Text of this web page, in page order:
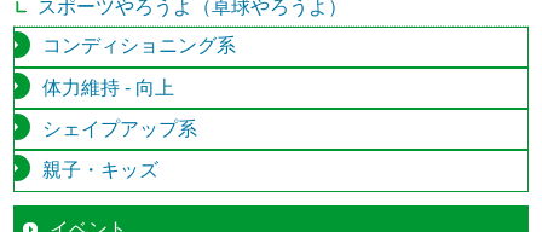
スポーツやろうよ（卓球やろうよ）
コンディショニング系
体力維持 - 向上
シェイプアップ系
親子・キッズ